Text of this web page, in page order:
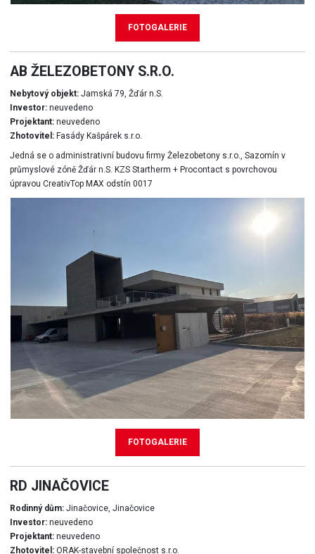
FOTOGALERIE
FOTOGALERIE
AB ŽELEZOBETONY S.R.O.
Nebytový objekt:Jamská 79, Žďár n.S.
Investor:neuvedeno
Projektant:neuvedeno
Zhotovitel:Fasády Kašpárek s.r.o.
Jedná se o administrativní budovu firmy Železobetony s.r.o., Sazomín v
průmyslové zóně Žďár n.S. KZS Startherm + Procontact s povrchovou
úpravou CreativTop MAX odstín 0017
RD JINAČOVICE
Rodinný dům:Jinačovice, Jinačovice
Investor:neuvedeno
Projektant:neuvedeno
Zhotovitel:ORAK-stavební společnost s.r.o.